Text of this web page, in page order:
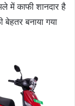
में काफी शानदार है
बनाया गया